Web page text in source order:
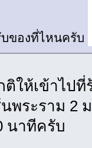
บของที่ไหนครับ
ติให้เข้าไป
นพระราม 2
นาทีครับ